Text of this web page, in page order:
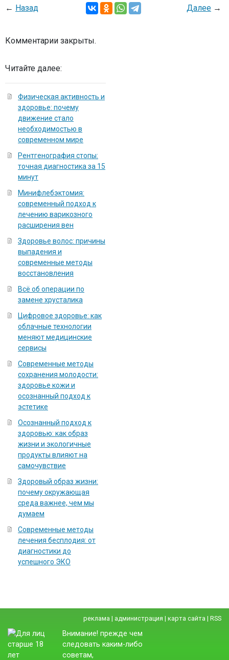
← Назад Далее →
Комментарии закрыты.
Читайте далее:
Физическая активность и
здоровье: почему
движение стало
необходимостью в
современном мире
Рентгенография стопы:
точная диагностика за 15
минут
Минифлебэктомия:
современный подход к
лечению варикозного
расширения вен
Здоровье волос: причины
выпадения и
современные методы
восстановления
Всё об операции по
замене хрусталика
Цифровое здоровье: как
облачные технологии
меняют медицинские
сервисы
Современные методы
сохранения молодости:
здоровье кожи и
осознанный подход к
эстетике
Осознанный подход к
здоровью: как образ
жизни и экологичные
продукты влияют на
самочувствие
Здоровый образ жизни:
почему окружающая
среда важнее, чем мы
думаем
Современные методы
лечения бесплодия: от
диагностики до
успешного ЭКО
реклама | администрация | карта сайта | RSS
Внимание! прежде чем
следовать каким-либо
советам,